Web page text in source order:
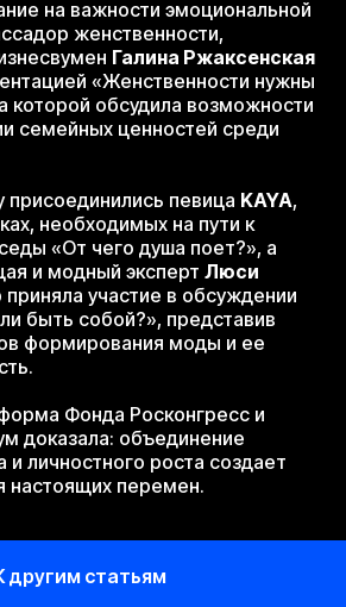
на важности эмоциональной
женственности,
Галина Ржаксенская
«Женственности нужны
которой обсудила возможности
семейных ценностей среди
присоединились певица KAYA,
необходимых на пути к
«От чего душа поет?», а
и модный эксперт Люси
приняла участие в обсуждении
быть собой?», представив
формирования моды и ее
Фонда Росконгресс и
доказала: объединение
и личностного роста создает
настоящих перемен.
другим статьям